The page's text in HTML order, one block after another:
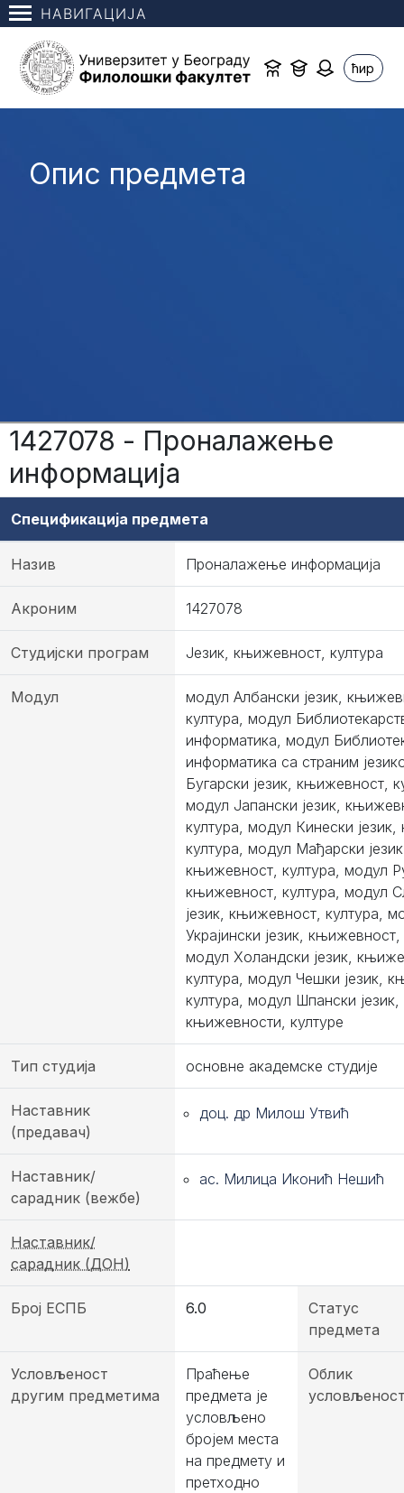
НАВИГАЦИЈА
ћир
Опис предмета
1427078 - Проналажење
информација
Спецификација предмета
Назив Проналажење информација
Акроним 1427078
Студијски програм Језик, књижевност, култура
Модул
модул Албански језик,
култура, модул
информатика, модул
информатика са страним
Бугарски језик, књижевност,
модул Јапански језик,
култура, модул Кинески
култура, модул Мађарски
књижевност, култура, модул
књижевност, култура, модул
језик, књижевност, култура,
Украјински језик, књижевност,
модул Холандски језик,
култура, модул Чешки језик,
култура, модул Шпански
књижевности, културе
Тип студија основне академске студије
Наставник
(предавач)
доц. др Милош Утвић
Наставник/
сарадник (вежбе)
ас. Милица Иконић Нешић
Наставник/
сарадник (ДОН)
Број ЕСПБ 6.0
Статус
предмета
Условљеност
другим предметима
Праћење
предмета је
условљено
бројем места
на предмету и
претходно
Облик